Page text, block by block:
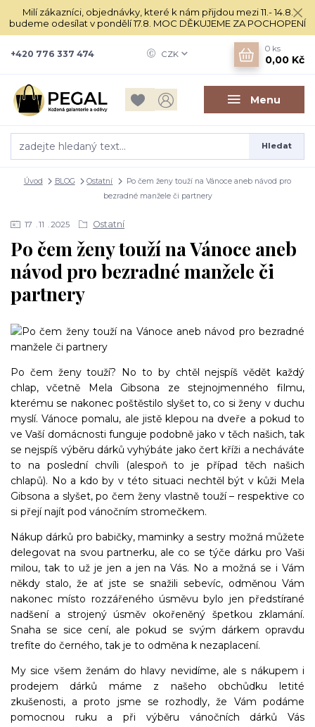
Milí zákazníci, objednávky, které k nám přijdou mezi 11.- 14.8.
budeme odesílat v pondělí 17.8. MOC DĚKUJEME ZA POCHOPENÍ
Menu
CZK
Hledat
+420 776 337 474
0 ks
0,00 Kč
Úvod BLOG Ostatní
Po čem ženy touží na Vánoce aneb návod pro
bezradné manžele či partnery
17 11 2025 Ostatní
Po čem ženy touží na Vánoce aneb
návod pro bezradné manžele či
partnery
Po čem ženy touží? No to by chtěl nejspíš vědět každý
chlap, včetně Mela Gibsona ze stejnojmenného filmu,
kterému se nakonec poštěstilo slyšet to, co si ženy v duchu
myslí. Vánoce pomalu, ale jistě klepou na dveře a pokud to
ve Vaší domácnosti funguje podobně jako v těch našich, tak
se nejspíš výběru dárků vyhýbáte jako čert kříži a necháváte
to na poslední chvíli (alespoň to je případ těch našich
chlapů). No a kdo by v této situaci nechtěl být v kůži Mela
Gibsona a slyšet, po čem ženy vlastně touží – respektive co
si přejí najít pod vánočním stromečkem.
Nákup dárků pro babičky, maminky a sestry možná můžete
delegovat na svou partnerku, ale co se týče dárku pro Vaši
milou, tak to už je jen a jen na Vás. No a možná se i Vám
někdy stalo, že ať jste se snažili sebevíc, odměnou Vám
nakonec místo rozzářeného úsměvu bylo jen předstírané
nadšení a strojený úsměv okořeněný špetkou zklamání.
Snaha se sice cení, ale pokud se svým dárkem opravdu
trefíte do černého, tak je to odměna k nezaplacení.
My sice všem ženám do hlavy nevidíme, ale s nákupem i
prodejem dárků máme z našeho obchůdku letité
zkušenosti, a proto jsme se rozhodly, že Vám podáme
pomocnou ruku a při výběru vánočních dárků Vás